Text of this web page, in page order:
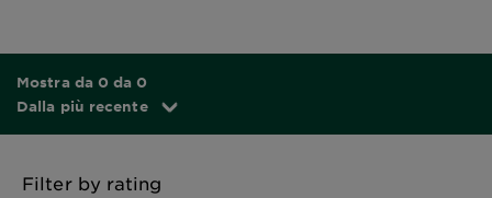
Mostra da 0 da 0
Dalla più recente
Filter by rating